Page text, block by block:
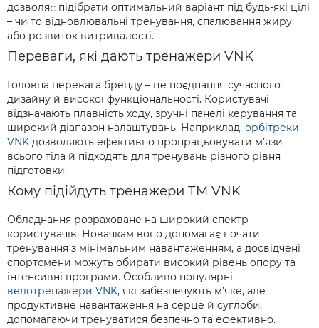
дозволяє підібрати оптимальний варіант під будь-які цілі
– чи то відновлювальні тренування, спалювання жиру
або розвиток витривалості.
Переваги, які дають тренажери VNK
Головна перевага бренду – це поєднання сучасного
дизайну й високої функціональності. Користувачі
відзначають плавність ходу, зручні панелі керування та
широкий діапазон налаштувань. Наприклад, орбітреки
VNK дозволяють ефективно пропрацьовувати м’язи
всього тіла й підходять для тренувань різного рівня
підготовки.
Кому підійдуть тренажери ТМ VNK
Обладнання розраховане на широкий спектр
користувачів. Новачкам воно допомагає почати
тренування з мінімальним навантаженням, а досвідчені
спортсмени можуть обирати високий рівень опору та
інтенсивні програми. Особливо популярні
велотренажери VNK, які забезпечують м’яке, але
продуктивне навантаження на серце й суглоби,
допомагаючи тренуватися безпечно та ефективно.